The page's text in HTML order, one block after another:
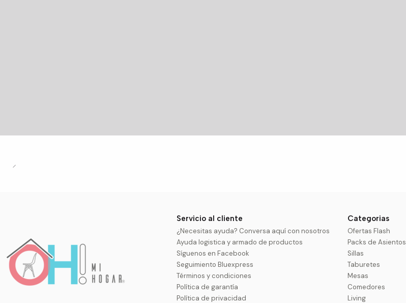
Servicio al cliente
¿Necesitas ayuda? Conversa aquí con nosotros
Ayuda logistica y armado de productos
Síguenos en Facebook
Seguimiento Bluexpress
Términos y condiciones
Política de garantía
Política de privacidad
Categorias
Ofertas Flash
Packs de Asientos
Sillas
Taburetes
Mesas
Comedores
Living